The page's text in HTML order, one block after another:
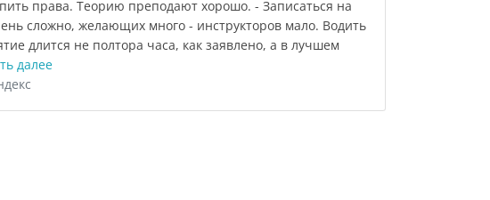
права. Теорию преподают хорошо. - Записаться на
сложно, желающих много - инструкторов мало. Водить
длится не полтора часа, как заявлено, а в лучшем
далее